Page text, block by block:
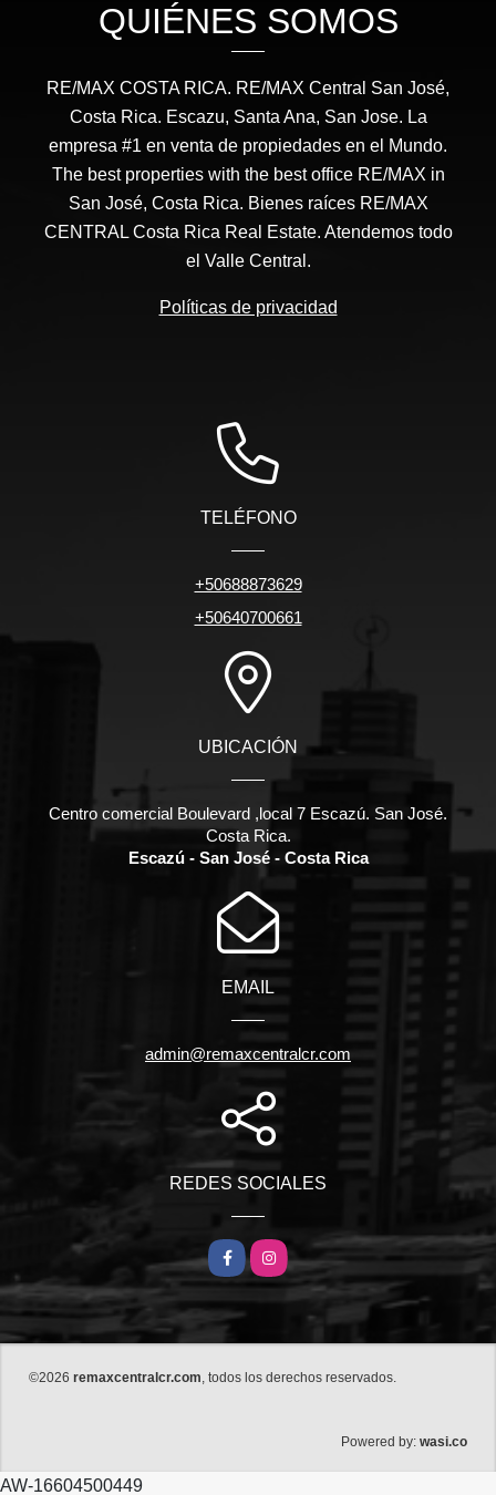
QUIÉNES SOMOS
RE/MAX COSTA RICA. RE/MAX Central San José,
Costa Rica. Escazu, Santa Ana, San Jose. La
empresa #1 en venta de propiedades en el Mundo.
The best properties with the best office RE/MAX in
San José, Costa Rica. Bienes raíces RE/MAX
CENTRAL Costa Rica Real Estate. Atendemos todo
el Valle Central.
Políticas de privacidad
TELÉFONO
+50688873629
+50640700661
UBICACIÓN
Centro comercial Boulevard ,local 7 Escazú. San José.
Costa Rica.
Escazú - San José - Costa Rica
EMAIL
admin@remaxcentralcr.com
REDES SOCIALES
FacebookInstagram
©2026 remaxcentralcr.com, todos los derechos reservados.
Powered by: wasi.co
AW-16604500449